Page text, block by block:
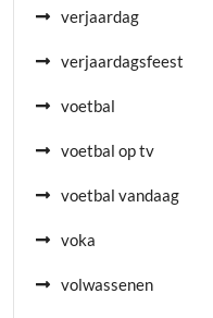
verjaardag
verjaardagsfeest
voetbal
voetbal op tv
voetbal vandaag
voka
volwassenen